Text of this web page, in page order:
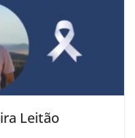
Leitão